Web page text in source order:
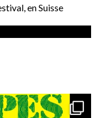
en Suisse